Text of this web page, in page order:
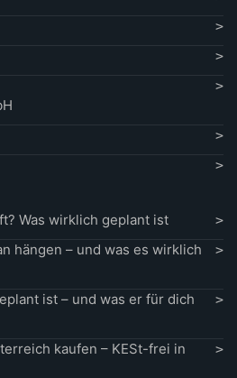
Was wirklich geplant ist
hängen – und was es wirklich
ist – und was er für dich
kaufen – KESt-frei in